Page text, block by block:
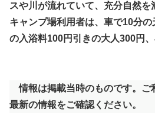
スや川が流れていて、充分自然を
キャンプ場利用者は、車で10分の
の入浴料100円引きの大人300円、
情報は掲載当時のものです。ご
最新の情報をご確認ください。